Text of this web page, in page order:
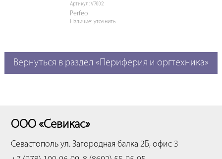
Артикул: V7002
Perfeo
Наличие: уточнить
Вернуться в раздел «Периферия и оргтехника»
ООО «Севикас»
Севастополь ул. Загородная балка 2Б, офис 3